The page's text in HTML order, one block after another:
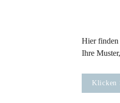
Hier finden
Ihre
Klicken